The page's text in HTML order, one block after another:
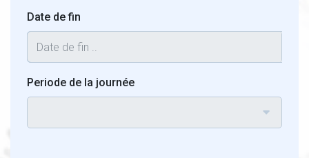
Date de fin
Periode de la journée